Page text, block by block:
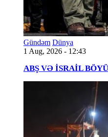
Gündəm Dünya
1 Aug, 2026 - 12:43
ABŞ VƏ İSRAİL